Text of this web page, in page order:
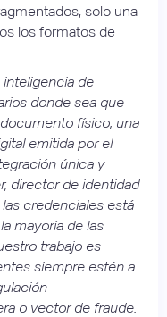
solo una
los formatos de
inteligencia de
donde sea que
físico, una
emitida por el
única y
director de identidad
las credenciales está
mayoría de las
trabajo es
siempre estén a
o vector de fraude.